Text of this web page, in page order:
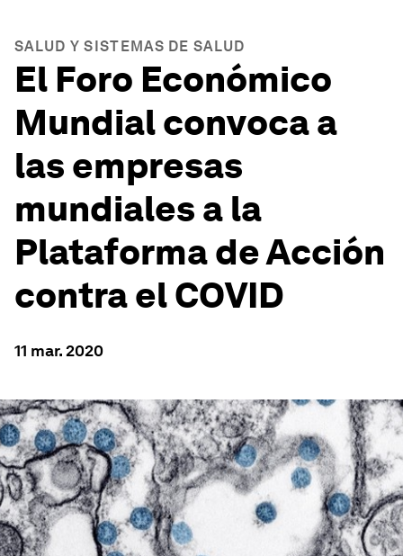
SALUD Y SISTEMAS DE SALUD
El Foro Económico
Mundial convoca a
las empresas
mundiales a la
Plataforma de Acción
contra el COVID
11 mar. 2020